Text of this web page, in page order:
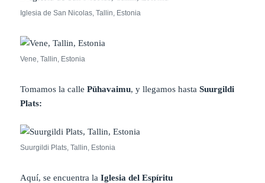
Iglesia de San Nicolas, Tallin, Estonia
Vene, Tallin, Estonia
Tomamos la callePühavaimu, y llegamos hastaSuurgildi
Plats:
Suurgildi Plats, Tallin, Estonia
Aquí, se encuentra la Iglesia del Espíritu